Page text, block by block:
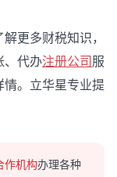
更多财税知识，
、代办注册公司 服
情。立华星专业提
作机构办理各种